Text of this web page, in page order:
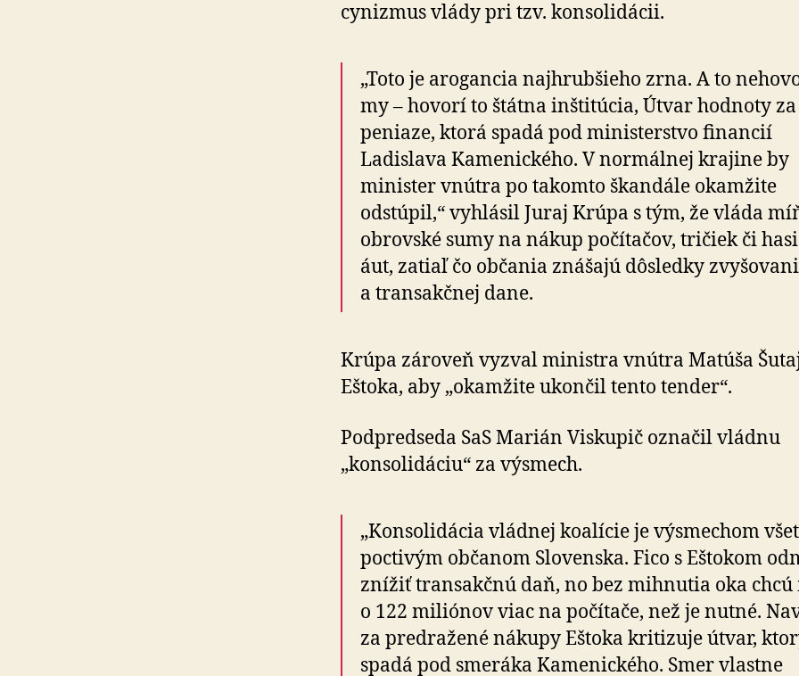
cynizmus vlády pri tzv. konsolidácii.
„Toto je arogancia najhrubšieho zrna. A to
my – hovorí to štátna inštitúcia, Útvar hodnoty za
peniaze, ktorá spadá pod ministerstvo financií
Ladislava Kamenického. V normálnej krajine by
minister vnútra po takomto škandále okamžite
odstúpil,“ vyhlásil Juraj Krúpa s tým, že vláda
obrovské sumy na nákup počítačov, tričiek či
áut, zatiaľ čo občania znášajú dôsledky
a transakčnej dane.
Krúpa zároveň vyzval ministra vnútra Matúša
Eštoka, aby „okamžite ukončil tento tender“.
Podpredseda SaS Marián Viskupič označil vládnu
„konsolidáciu“ za výsmech.
„Konsolidácia vládnej koalície je výsmechom
poctivým občanom Slovenska. Fico s Eštokom
znížiť transakčnú daň, no bez mihnutia oka
o 122 miliónov viac na počítače, než je nutné.
za predražené nákupy Eštoka kritizuje útvar,
spadá pod smeráka Kamenického. Smer vlastne